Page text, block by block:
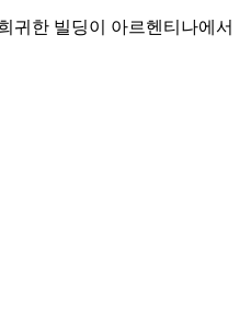
귀한 빌딩이 아르헨티나에서